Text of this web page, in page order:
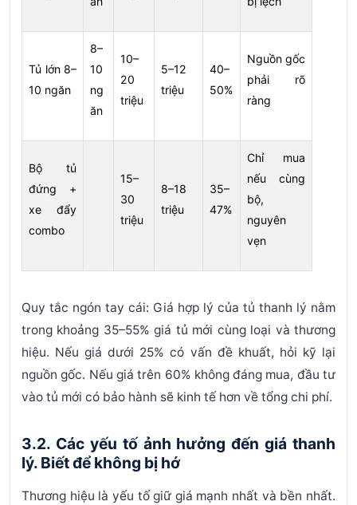
Tủ lớn 8–
10 ngăn
8–
10
ng
ăn
10–
20
triệu
5–12
triệu
40–
50%
Nguồn gốc
phải rõ
ràng
Bộ tủ
đứng +
xe đẩy
combo
15–
30
triệu
8–18
triệu
35–
47%
Chỉ mua
nếu cùng
bộ,
nguyên
vẹn
Quy tắc ngón tay cái: Giá hợp lý của tủ thanh lý nằm
trong khoảng 35–55% giá tủ mới cùng loại và thương
hiệu. Nếu giá dưới 25% có vấn đề khuất, hỏi kỹ lại
nguồn gốc. Nếu giá trên 60% không đáng mua, đầu tư
vào tủ mới có bảo hành sẽ kinh tế hơn về tổng chi phí.
3.2. Các yếu tố ảnh hưởng đến giá thanh
lý. Biết để không bị hớ
Thương hiệu là yếu tố giữ giá mạnh nhất và bền nhất.